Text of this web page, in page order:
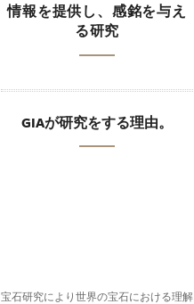
情報を提供し、感銘を与え
る研究
GIAが研究をする理由。
宝石研究により世界の宝石における理解